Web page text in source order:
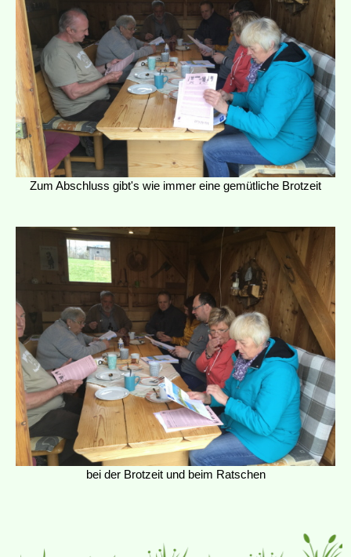
Zum Abschluss gibt's wie immer eine gemütliche Brotzeit
bei der Brotzeit und beim Ratschen